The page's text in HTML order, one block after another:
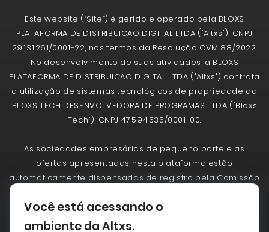
Você está acessando o
ambiente da Altxs.
Este website (“Site”) é gerido e operado pela BLOXS
PLATAFORMA DE DISTRIBUICAO DIGITAL LTDA ("Altxs"), CNPJ
29.131.261/0001-22, nos termos da Resolução CVM 88/2022.
No desenvolvimento de suas atividades, a BLOXS
PLATAFORMA DE DISTRIBUICAO DIGITAL LTDA ("Altxs") contrata
a utilização de sistemas tecnológicos de propriedade da
BLOXS TECH DESENVOLVEDORA DE PROGRAMAS LTDA ("Bloxs
Tech"), CNPJ 47.594.535/0001-00.
As sociedades empresárias de pequeno porte e as
ofertas apresentadas nesta plataforma estão
automaticamente dispensadas de registro pela Comissão
previamente as ofertas. As ofertas realizadas não
implicam por parte da CVM a garantia da veracidade das